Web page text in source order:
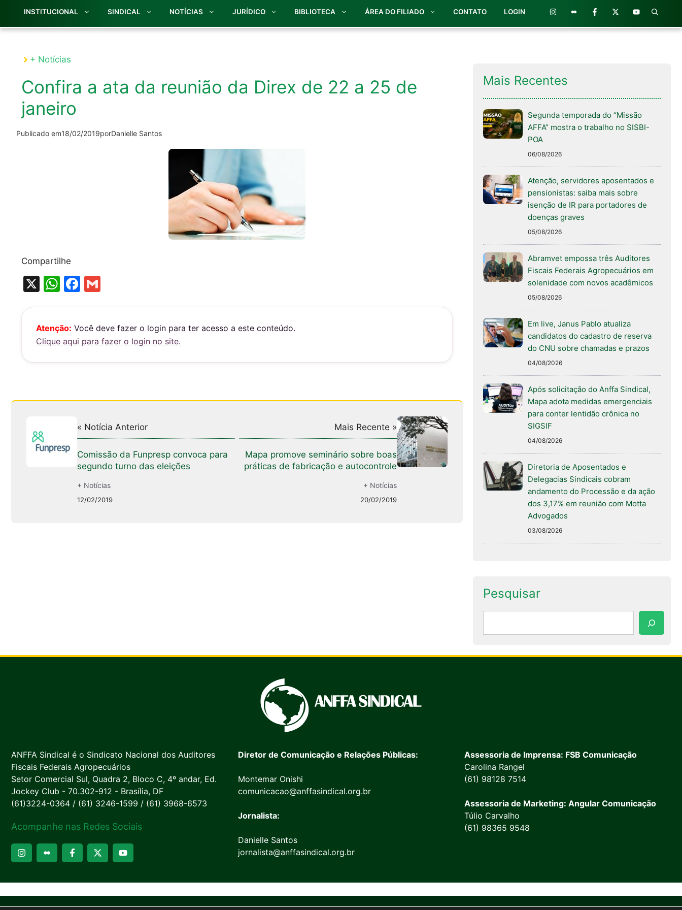
INSTITUCIONAL SINDICAL NOTÍCIAS JURÍDICO BIBLIOTECA ÁREA DO FILIADO CONTATO LOGIN
+ Notícias
Confira a ata da reunião da Direx de 22 a 25 de
janeiro
Publicado em18/02/2019porDanielle Santos
Compartilhe
X
W
s
A
p
F
e
b
o
k
l
Atenção: Você deve fazer o login para ter acesso a este conteúdo.
Clique aqui para fazer o login no site.
« Notícia Anterior
Comissão da Funpresp convoca para
segundo turno das eleições
+ Notícias
12/02/2019
Mais Recente »
Mapa promove seminário sobre boas
práticas de fabricação e autocontrole
+ Notícias
20/02/2019
Mais Recentes
Segunda temporada do “Missão
AFFA” mostra o trabalho no SISBI-
POA
06/08/2026
Atenção, servidores aposentados e
pensionistas: saiba mais sobre
isenção de IR para portadores de
doenças graves
05/08/2026
Abramvet empossa três Auditores
Fiscais Federais Agropecuários em
solenidade com novos acadêmicos
05/08/2026
Em live, Janus Pablo atualiza
candidatos do cadastro de reserva
do CNU sobre chamadas e prazos
04/08/2026
Após solicitação do Anffa Sindical,
Mapa adota medidas emergenciais
para conter lentidão crônica no
SIGSIF
04/08/2026
Diretoria de Aposentados e
Delegacias Sindicais cobram
andamento do Processão e da ação
dos 3,17% em reunião com Motta
Advogados
03/08/2026
Pesquisar
ANFFA Sindical é o Sindicato Nacional dos Auditores
Fiscais Federais Agropecuários
Setor Comercial Sul, Quadra 2, Bloco C, 4º andar, Ed.
Jockey Club - 70.302-912 - Brasília, DF
(61)3224-0364 / (61) 3246-1599 / (61) 3968-6573
Acompanhe nas Redes Sociais
Diretor de Comunicação e Relações Públicas:
Montemar Onishi
comunicacao@anffasindical.org.br
Jornalista:
Danielle Santos
jornalista@anffasindical.org.br
Assessoria de Imprensa: FSB Comunicação
Carolina Rangel
(61) 98128 7514
Assessoria de Marketing: Angular Comunicação
Túlio Carvalho
(61) 98365 9548